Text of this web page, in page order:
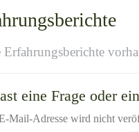
Erfahrungsberichte
eine Frage oder
Mail-Adresse wird nicht